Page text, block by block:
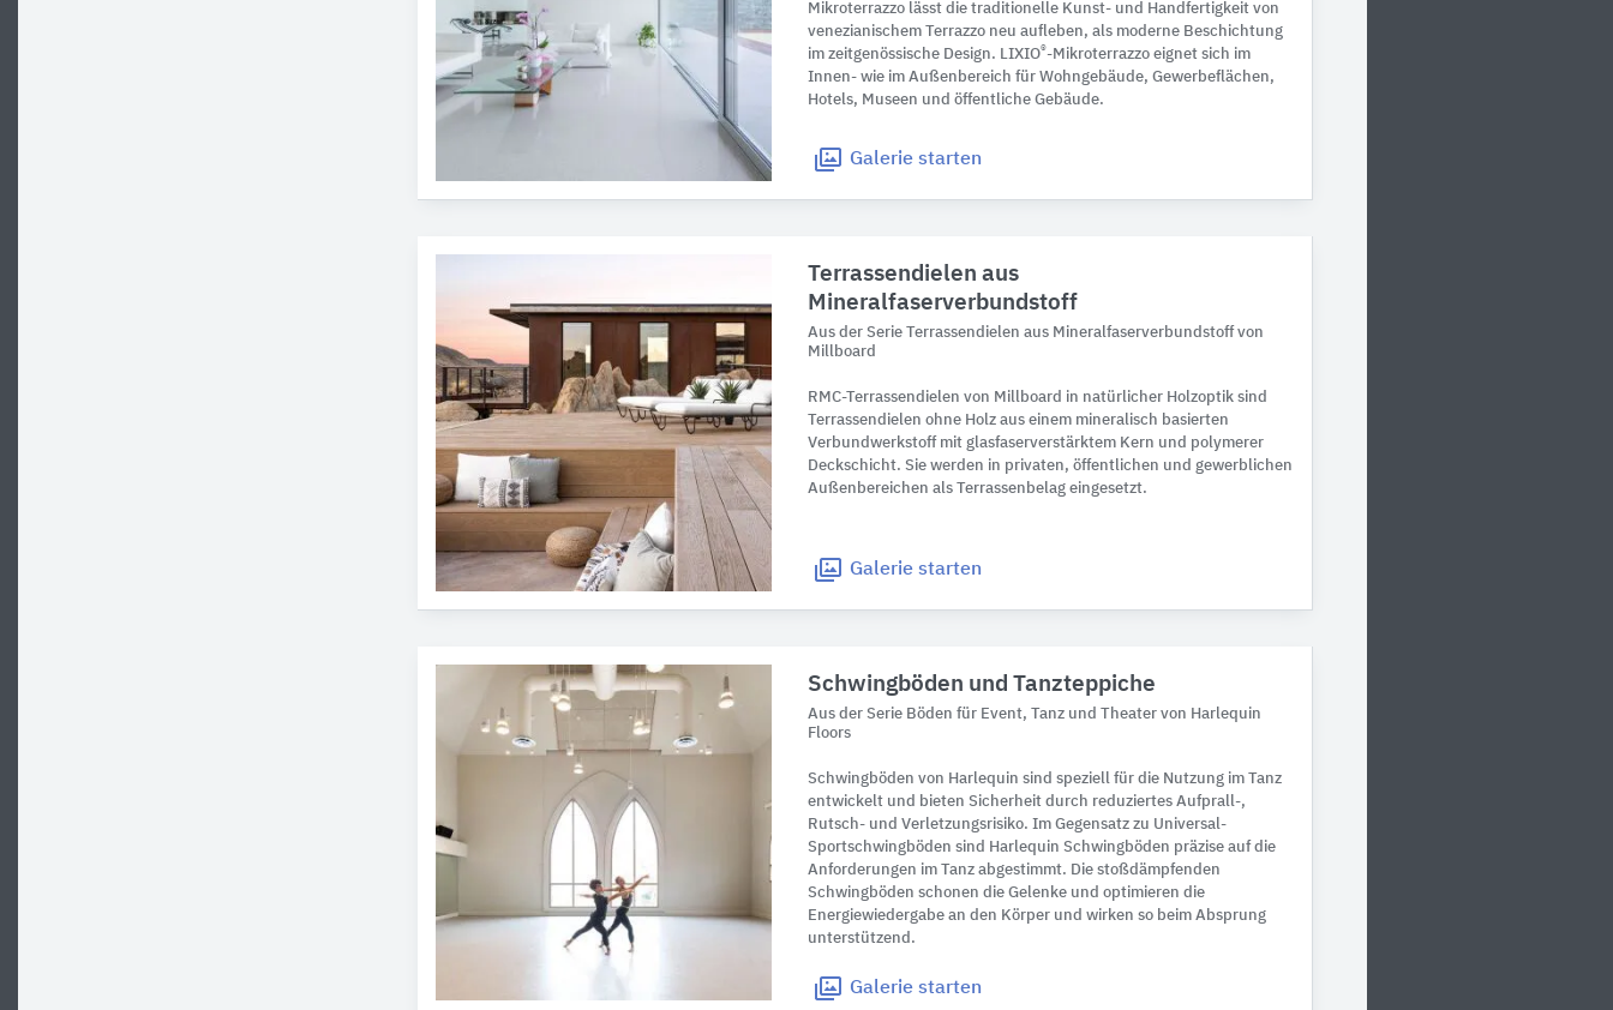
Mikroterrazzo lässt die traditionelle Kunst- und Handfertigkeit von
venezianischem Terrazzo neu aufleben, als moderne Beschichtung
im zeitgenössische Design. LIXIO®-Mikroterrazzo eignet sich im
Innen- wie im Außenbereich für Wohngebäude, Gewerbeflächen,
Hotels, Museen und öffentliche Gebäude.
Galerie starten
Terrassendielen aus
Mineralfaserverbundstoff
Aus der Serie Terrassendielen aus Mineralfaserverbundstoff von
Millboard
RMC-Terrassendielen von Millboard in natürlicher Holzoptik sind
Terrassendielen ohne Holz aus einem mineralisch basierten
Verbundwerkstoff mit glasfaserverstärktem Kern und polymerer
Deckschicht. Sie werden in privaten, öffentlichen und gewerblichen
Außenbereichen als Terrassenbelag eingesetzt.
Galerie starten
Schwingböden und Tanzteppiche
Aus der Serie Böden für Event, Tanz und Theater von Harlequin
Floors
Schwingböden von Harlequin sind speziell für die Nutzung im Tanz
entwickelt und bieten Sicherheit durch reduziertes Aufprall-,
Rutsch- und Verletzungsrisiko. Im Gegensatz zu Universal-
Sportschwingböden sind Harlequin Schwingböden präzise auf die
Anforderungen im Tanz abgestimmt. Die stoßdämpfenden
Schwingböden schonen die Gelenke und optimieren die
Energiewiedergabe an den Körper und wirken so beim Absprung
unterstützend.
Galerie starten